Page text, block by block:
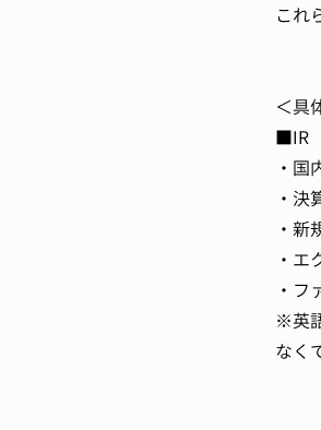
これ
＜具
■IR
・国
・決
・新
・エ
・フ
※英
なく